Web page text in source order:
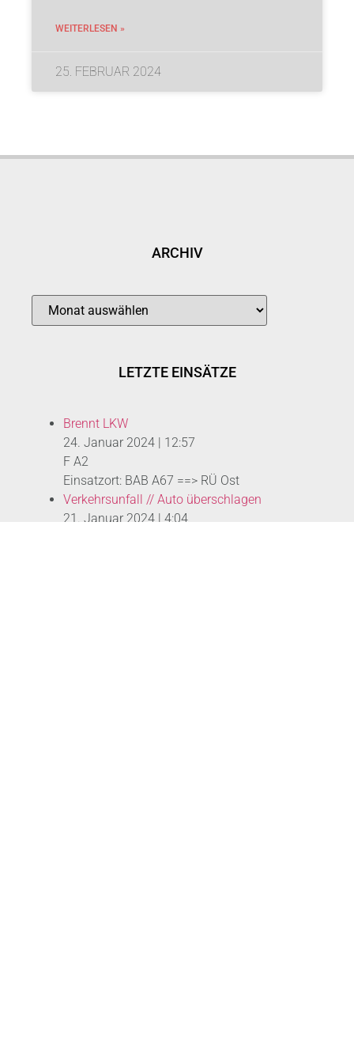
WEITERLESEN »
25. FEBRUAR 2024
ARCHIV
LETZTE EINSÄTZE
Brennt LKW
24. Januar 2024
12:57
F A2
Einsatzort: BAB A67 ==> RÜ Ost
Verkehrsunfall // Auto überschlagen
21. Januar 2024 | 4:04